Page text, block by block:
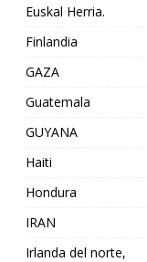
Euskal Herria.
Finlandia
GAZA
Guatemala
GUYANA
Haiti
Hondura
IRAN
Irlanda del norte,